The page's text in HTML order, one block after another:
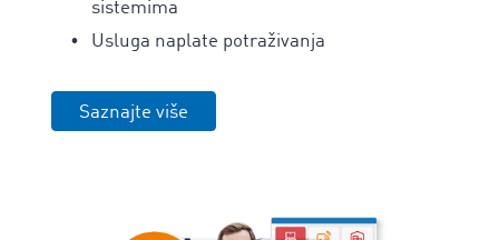
sistemima
Usluga naplate potraživanja
Saznajte više